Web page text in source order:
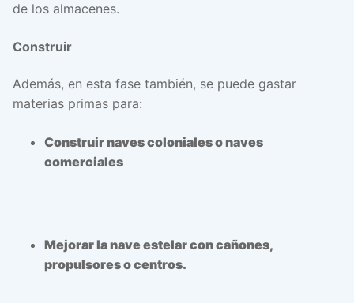
de los almacenes.
Construir
Además, en esta fase también, se puede gastar
materias primas para:
Construir naves coloniales o naves
comerciales
Mejorar la nave estelar con cañones,
propulsores o centros.